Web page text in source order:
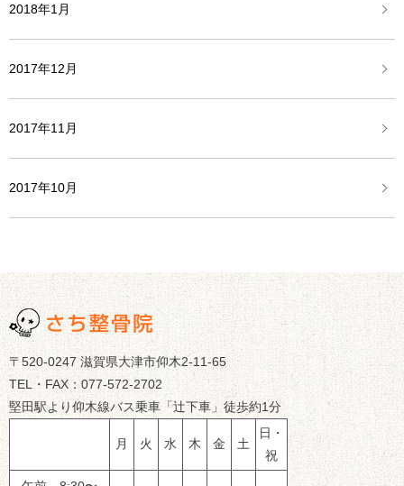
2018年1月
2017年12月
2017年11月
2017年10月
〒520-0247 滋賀県大津市仰木2-11-65
TEL・FAX：077-572-2702
堅田駅より仰木線バス乗車「辻下車」徒歩約1分
月 火 水 木 金 土
日・
祝